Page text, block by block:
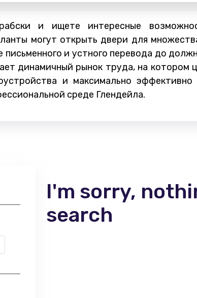
и ищете интересные
могут открыть двери для
и устного перевода до
динамичный рынок труда, на котором
и максимально
среде Глендейла.
I'm sorry,
search